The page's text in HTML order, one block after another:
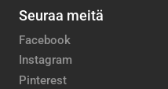
Seuraa meitä
Facebook
Instagram
Pinterest